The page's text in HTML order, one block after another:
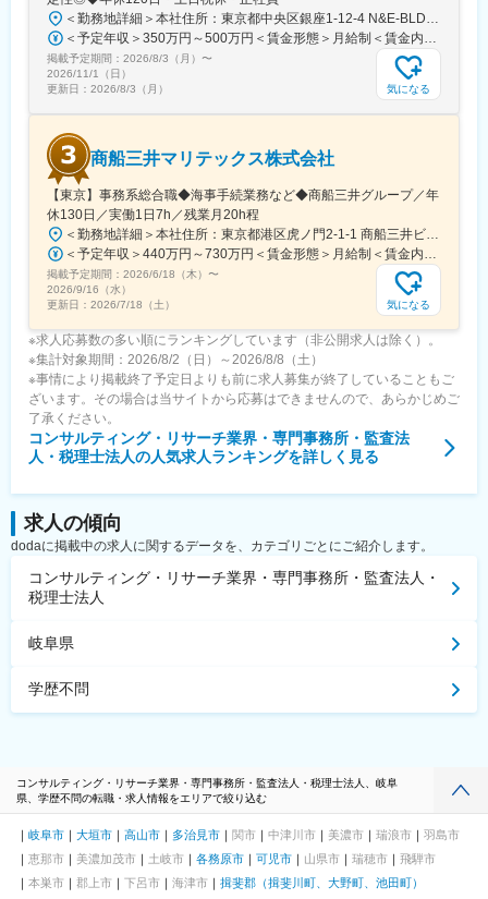
＜勤務地詳細＞本社住所：東京都中央区銀座1-12-4 N&E-BLD.7階受動喫煙対策：屋内全面禁煙変更の範囲：会社の定める事業所
＜予定年収＞350万円～500万円＜賃金形態＞月給制＜賃金内訳＞月額（基本給）：220,000円～270,000円＜月給＞220,000円～270,000円＜昇給有無＞有＜残業手当＞有＜給与補足＞■賞与：あり■昇給：あり賃金はあくまでも目安の金額であり、選考を通じて上下する可能性があります。月給(月額)は固定手当を含めた表記です。
掲載予定期間： 2026/8/3（月） 〜
2026/11/1（日）
更新日： 2026/8/3（月） 気になる
商船三井マリテックス株式会社
【東京】事務系総合職◆海事手続業務など◆商船三井グループ／年
休130日／実働1日7h／残業月20h程
＜勤務地詳細＞本社住所：東京都港区虎ノ門2-1-1 商船三井ビル勤務地最寄駅：東京メトロ銀座線／虎ノ門駅受動喫煙対策：屋内全面禁煙変更の範囲：会社の定める事業所
＜予定年収＞440万円～730万円＜賃金形態＞月給制＜賃金内訳＞月額（基本給）：291,800円～487,000円＜月給＞291,800円～487,000円＜昇給有無＞有＜残業手当＞有＜給与補足＞※上記想定年収には賞与3ヶ月分を含みます。金額は目安の金額であり、これまでのご経験・スキル・現年収等を総合的に考慮し決定いたします。■昇給：年1回■賞与：3ヶ月分（前年度実績）賃金はあくまでも目安の金額であり、選考を通じて上下する可能性があります。月給(月額)は固定手当を含めた表記です。
掲載予定期間： 2026/6/18（木） 〜
2026/9/16（水）
更新日： 2026/7/18（土） 気になる
※求人応募数の多い順にランキングしています（非公開求人は除く）。
※集計対象期間：2026/8/2（日）～2026/8/8（土）
※事情により掲載終了予定日よりも前に求人募集が終了していることもご
ざいます。その場合は当サイトから応募はできませんので、あらかじめご
了承ください。
コンサルティング・リサーチ業界・専門事務所・監査法
人・税理士法人の人気求人ランキングを詳しく見る
求人の傾向
dodaに掲載中の求人に関するデータを、カテゴリごとにご紹介します。
コンサルティング・リサーチ業界・専門事務所・監査法人・
税理士法人
岐阜県
学歴不問
コンサルティング・リサーチ業界・専門事務所・監査法人・税理士法人、岐阜
県、学歴不問の転職・求人情報をエリアで絞り込む
岐阜市 大垣市 高山市 多治見市 関市 中津川市 美濃市 瑞浪市
羽島市
恵那市
美濃加茂市 土岐市 各務原市 可児市 山県市 瑞穂市
飛騨市
本巣市
郡上市 下呂市 海津市
揖斐郡（揖斐川町、大野町、池田町）